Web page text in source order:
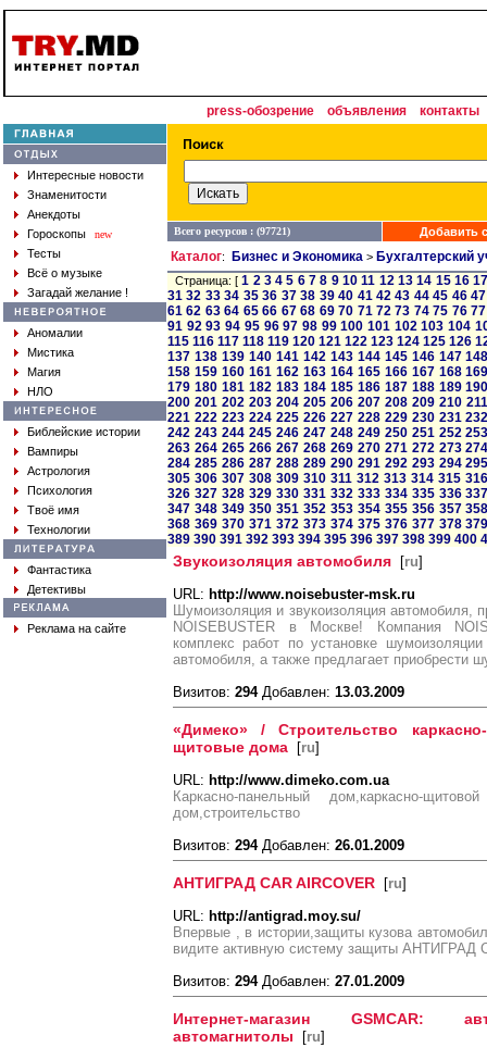
press-обозрение объявления контакты
Интересные новости
Знаменитости
Анекдоты
Гороскопы
new
Тесты
Всё о музыке
Загадай желание !
Аномалии
Мистика
Магия
НЛО
Библейские истории
Вампиры
Астрология
Психология
Твоё имя
Технологии
Фантастика
Детективы
Реклама на сайте
Всего ресурсов : (97721) Добавить
Каталог: Бизнес и Экономика > Бухгалтерский
Страница: [1 2 3 4 5 6 7 8 9 10 11 12 13 14 15 16
31 32 33 34 35 36 37 38 39 40 41 42 43 44 45 46 47
61 62 63 64 65 66 67 68 69 70 71 72 73 74 75 76 77
91 92 93 94 95 96 97 98 99 100 101 102 103 104
115 116 117 118 119 120 121 122 123 124 125 126
137 138 139 140 141 142 143 144 145 146 147
158 159 160 161 162 163 164 165 166 167 168
179 180 181 182 183 184 185 186 187 188 189
200 201 202 203 204 205 206 207 208 209 210 211
221 222 223 224 225 226 227 228 229 230 231
242 243 244 245 246 247 248 249 250 251 252
263 264 265 266 267 268 269 270 271 272 273
284 285 286 287 288 289 290 291 292 293 294
305 306 307 308 309 310 311 312 313 314 315 316
326 327 328 329 330 331 332 333 334 335 336
347 348 349 350 351 352 353 354 355 356 357
368 369 370 371 372 373 374 375 376 377 378
389 390 391 392 393 394 395 396 397 398 399 400
Звукоизоляция автомобиля [ru]
URL: http://www.noisebuster-msk.ru
Шумоизоляция и звукоизоляция автомобиля,
NOISEBUSTER в Москве! Компания
комплекс работ по установке
автомобиля, а также предлагает приобрести
Визитов: 294Добавлен: 13.03.2009
«Димеко» / Строительство
щитовые дома [ru]
URL: http://www.dimeko.com.ua
Каркасно-панельный дом,каркасно-
дом,строительство
Визитов: 294Добавлен: 26.01.2009
АНТИГРАД CAR AIRCOVER [ru]
URL: http://antigrad.moy.su/
Впервые , в истории,защиты кузова
видите активную систему защиты АНТИГРАД
Визитов: 294Добавлен: 27.01.2009
Интернет-магазин GSMCAR:
автомагнитолы [ru]